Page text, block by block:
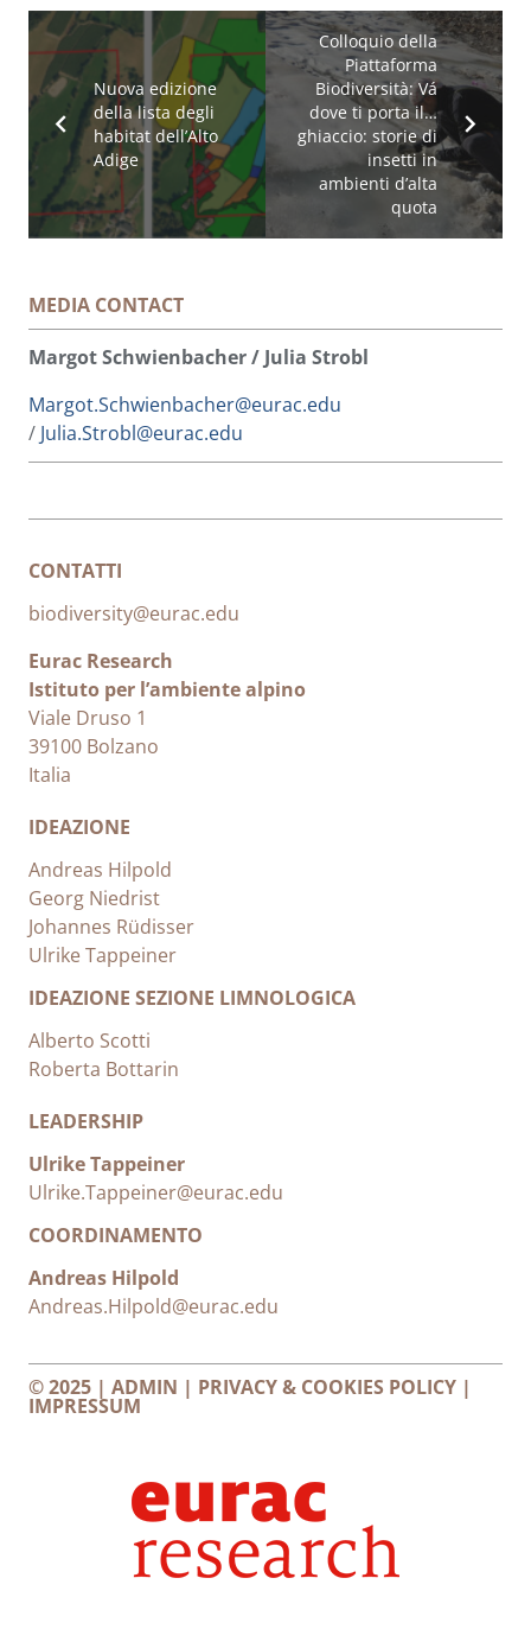
Nuova edizione
della lista degli
habitat dell’Alto
Adige
Colloquio della
Piattaforma
Biodiversità: Vá
dove ti porta il…
ghiaccio: storie di
insetti in
ambienti d’alta
quota
MEDIA CONTACT
Margot Schwienbacher / Julia Strobl
Margot.Schwienbacher@eurac.edu
/ Julia.Strobl@eurac.edu
CONTATTI
biodiversity@eurac.edu
Eurac Research
Istituto per l’ambiente alpino
Viale Druso 1
39100 Bolzano
Italia
IDEAZIONE
Andreas Hilpold
Georg Niedrist
Johannes Rüdisser
Ulrike Tappeiner
IDEAZIONE SEZIONE LIMNOLOGICA
Alberto Scotti
Roberta Bottarin
LEADERSHIP
Ulrike Tappeiner
Ulrike.Tappeiner@eurac.edu
COORDINAMENTO
Andreas Hilpold
Andreas.Hilpold@eurac.edu
© 2025 | ADMIN | PRIVACY & COOKIES POLICY |
IMPRESSUM